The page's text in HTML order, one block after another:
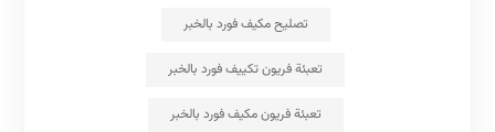
تصليح مكيف فورد بالخبر
تعبئة فريون تكييف فورد بالخبر
تعبئة فريون مكيف فورد بالخبر